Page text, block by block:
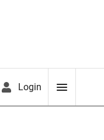
Login